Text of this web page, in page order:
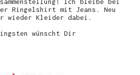
Ich bleibe bei
Ringelshirt mit Jeans. Neu
wieder Kleider dabei.
wünscht Dir